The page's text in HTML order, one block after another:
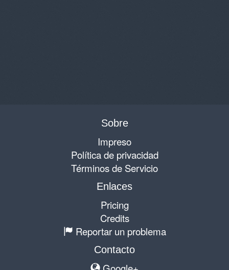
Sobre
Impreso
Política de privacidad
Términos de Servicio
Enlaces
Pricing
Credits
Reportar un problema
Contacto